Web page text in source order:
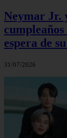
Neymar Jr.
espera de
31/07/2026